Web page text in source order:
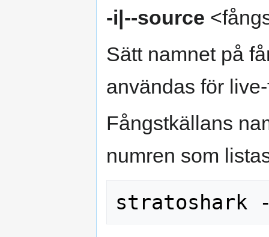
-i|--source
Sätt namnet på
användas för
Fångstkällans
numren som